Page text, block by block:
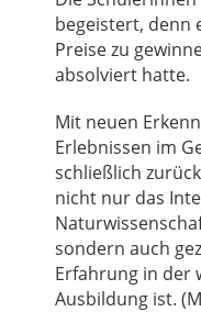
begeistert, denn
Preise zu
absolviert hatte.
Mit neuen
Erlebnissen im
schließlich
nicht nur das
sondern auch
Erfahrung in der
Ausbildung ist.